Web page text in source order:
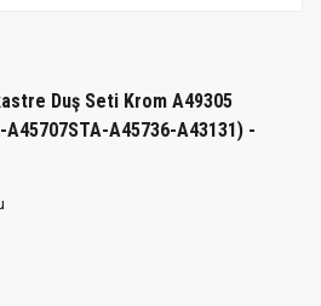
Duş Seti Krom A49305
A45736-A43131) -